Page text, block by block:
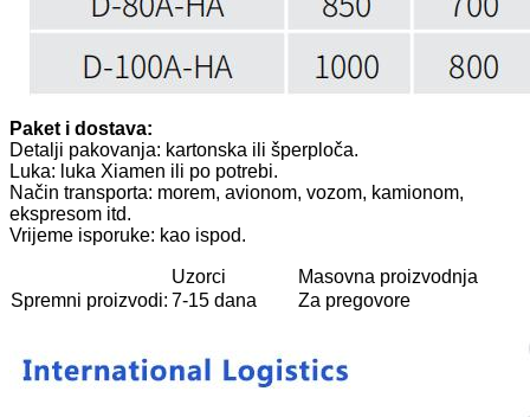
Paket i dostava:
Detalji pakovanja: kartonska ili šperploča.
Luka: luka Xiamen ili po potrebi.
Način transporta: morem, avionom, vozom, kamionom,
ekspresom itd.
Vrijeme isporuke: kao ispod.
Uzorci
Masovna proizvodnja
Spremni proizvodi: 7-15 dana Za pregovore